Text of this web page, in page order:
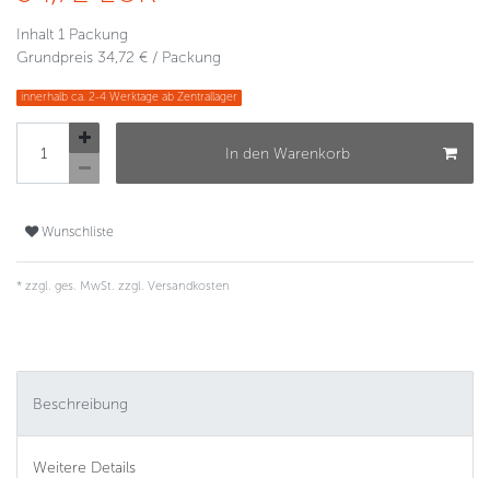
Inhalt 1 Packung
Grundpreis 34,72 € / Packung
innerhalb ca. 2-4 Werktage ab Zentrallager
In den Warenkorb
Wunschliste
* zzgl. ges. MwSt. zzgl. Versandkosten
Beschreibung
Weitere Details